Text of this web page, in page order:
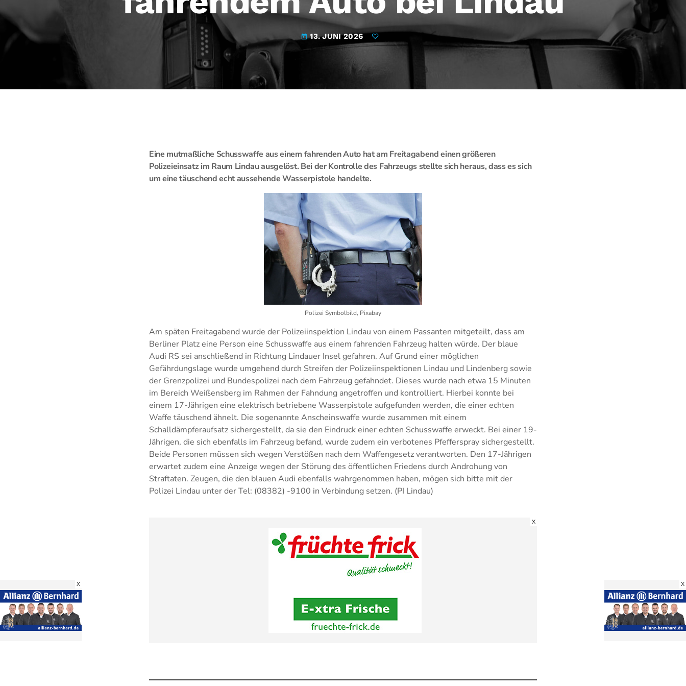
today 13. JUNI 2026
Eine mutmaßliche Schusswaffe aus einem fahrenden Auto hat am Freitagabend einen größeren
Polizeieinsatz im Raum Lindau ausgelöst. Bei der Kontrolle des Fahrzeugs stellte sich heraus, dass es sich
um eine täuschend echt aussehende Wasserpistole handelte.
Polizei Symbolbild, Pixabay
Am späten Freitagabend wurde der Polizeiinspektion Lindau von einem Passanten mitgeteilt, dass am
Berliner Platz eine Person eine Schusswaffe aus einem fahrenden Fahrzeug halten würde. Der blaue
Audi RS sei anschließend in Richtung Lindauer Insel gefahren. Auf Grund einer möglichen
Gefährdungslage wurde umgehend durch Streifen der Polizeiinspektionen Lindau und Lindenberg sowie
der Grenzpolizei und Bundespolizei nach dem Fahrzeug gefahndet. Dieses wurde nach etwa 15 Minuten
im Bereich Weißensberg im Rahmen der Fahndung angetroffen und kontrolliert. Hierbei konnte bei
einem 17-Jährigen eine elektrisch betriebene Wasserpistole aufgefunden werden, die einer echten
Waffe täuschend ähnelt. Die sogenannte Anscheinswaffe wurde zusammen mit einem
Schalldämpferaufsatz sichergestellt, da sie den Eindruck einer echten Schusswaffe erweckt. Bei einer 19-
Jährigen, die sich ebenfalls im Fahrzeug befand, wurde zudem ein verbotenes Pfefferspray sichergestellt.
Beide Personen müssen sich wegen Verstößen nach dem Waffengesetz verantworten. Den 17-Jährigen
erwartet zudem eine Anzeige wegen der Störung des öffentlichen Friedens durch Androhung von
Straftaten. Zeugen, die den blauen Audi ebenfalls wahrgenommen haben, mögen sich bitte mit der
Polizei Lindau unter der Tel: (08382) -9100 in Verbindung setzen. (PI Lindau)
X
X X